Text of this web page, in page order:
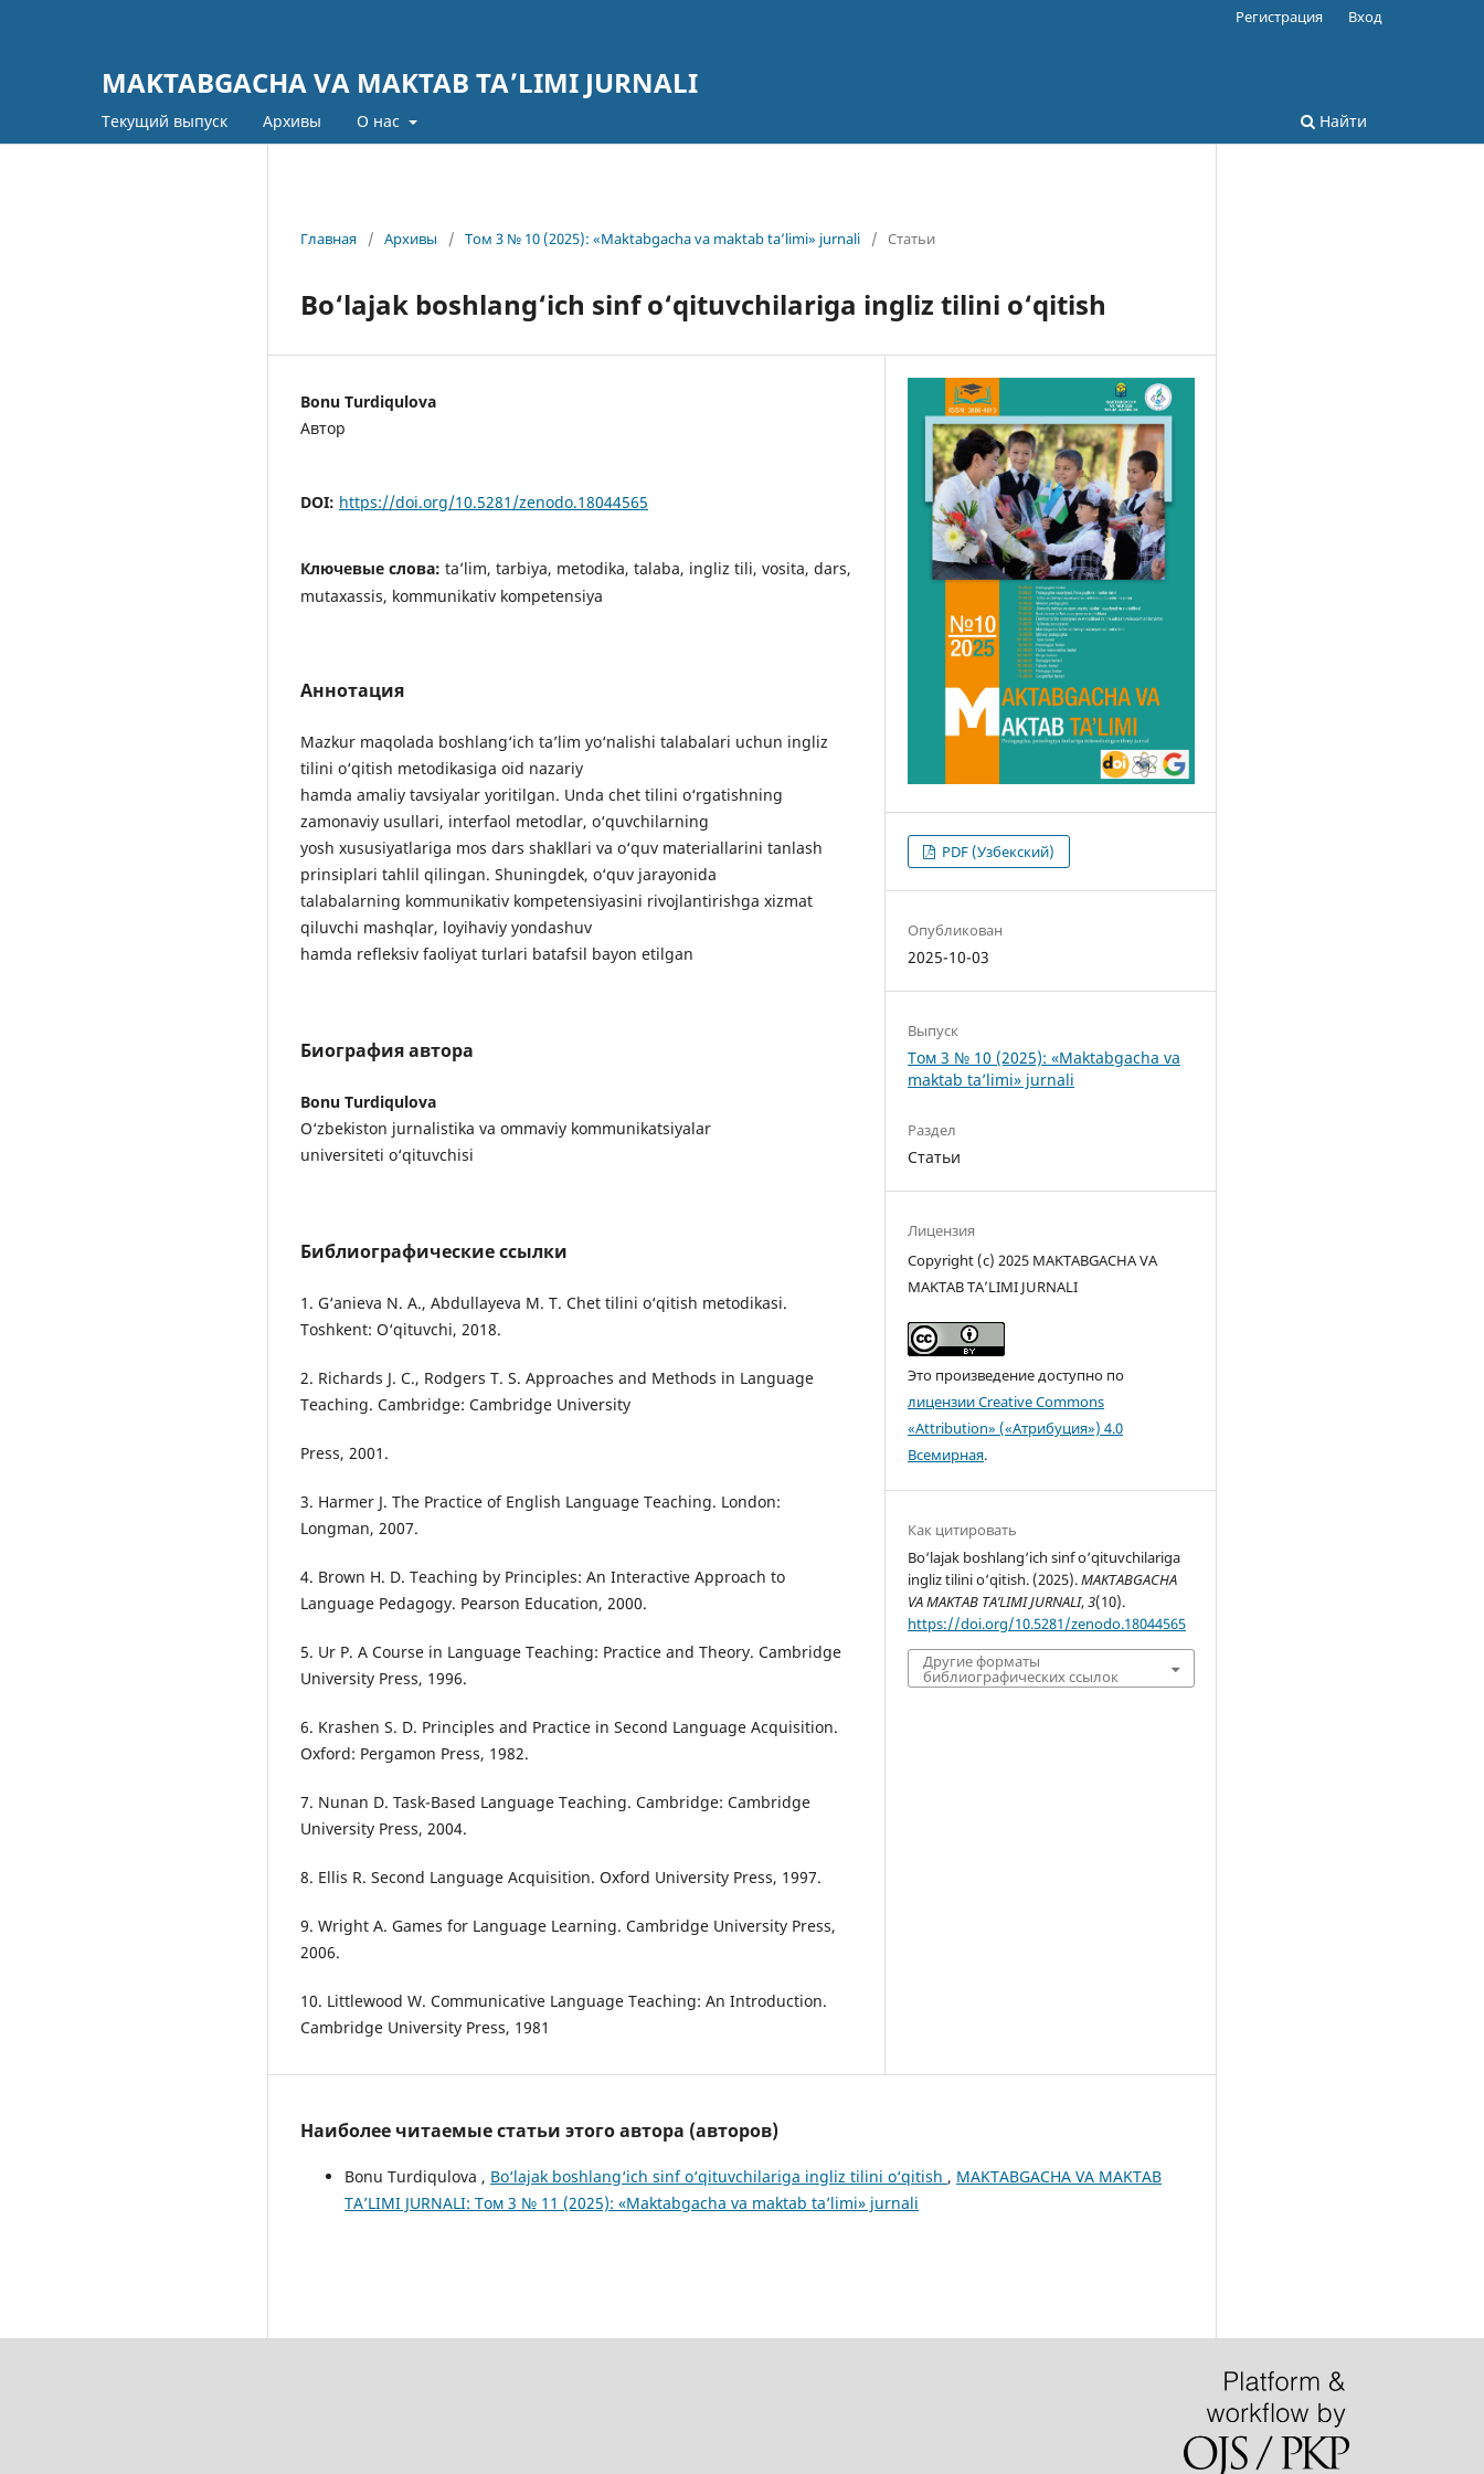
MAKTABGACHA VA MAKTAB TA’LIMI JURNALI
Текущий выпуск Архивы О нас Найти
Регистрация Вход
Главная / Архивы / Том 3 № 10 (2025): «Maktabgacha va maktab ta’limi» jurnali / Статьи
Bo‘lajak boshlang‘ich sinf o‘qituvchilariga ingliz tilini o‘qitish
Bonu Turdiqulova
Автор
DOI: https://doi.org/10.5281/zenodo.18044565
Ключевые слова: ta’lim, tarbiya, metodika, talaba, ingliz tili, vosita, dars,
mutaxassis, kommunikativ kompetensiya
Аннотация
Mazkur maqolada boshlang‘ich ta’lim yo‘nalishi talabalari uchun ingliz
tilini o‘qitish metodikasiga oid nazariy
hamda amaliy tavsiyalar yoritilgan. Unda chet tilini o‘rgatishning
zamonaviy usullari, interfaol metodlar, o‘quvchilarning
yosh xususiyatlariga mos dars shakllari va o‘quv materiallarini tanlash
prinsiplari tahlil qilingan. Shuningdek, o‘quv jarayonida
talabalarning kommunikativ kompetensiyasini rivojlantirishga xizmat
qiluvchi mashqlar, loyihaviy yondashuv
hamda refleksiv faoliyat turlari batafsil bayon etilgan
Биография автора
Bonu Turdiqulova
O‘zbekiston jurnalistika va ommaviy kommunikatsiyalar
universiteti o‘qituvchisi
Библиографические ссылки
1. G‘anieva N. A., Abdullayeva M. T. Chet tilini o‘qitish metodikasi.
Toshkent: O‘qituvchi, 2018.
2. Richards J. C., Rodgers T. S. Approaches and Methods in Language
Teaching. Cambridge: Cambridge University
Press, 2001.
3. Harmer J. The Practice of English Language Teaching. London:
Longman, 2007.
4. Brown H. D. Teaching by Principles: An Interactive Approach to
Language Pedagogy. Pearson Education, 2000.
5. Ur P. A Course in Language Teaching: Practice and Theory. Cambridge
University Press, 1996.
6. Krashen S. D. Principles and Practice in Second Language Acquisition.
Oxford: Pergamon Press, 1982.
7. Nunan D. Task-Based Language Teaching. Cambridge: Cambridge
University Press, 2004.
8. Ellis R. Second Language Acquisition. Oxford University Press, 1997.
9. Wright A. Games for Language Learning. Cambridge University Press,
2006.
10. Littlewood W. Communicative Language Teaching: An Introduction.
Cambridge University Press, 1981
PDF (Узбекский)
Опубликован
2025-10-03
Выпуск
Том 3 № 10 (2025): «Maktabgacha va
maktab ta’limi» jurnali
Раздел
Статьи
Лицензия
Copyright (c) 2025 MAKTABGACHA VA
MAKTAB TA’LIMI JURNALI
Это произведение доступно по
лицензии Creative Commons
«Attribution» («Атрибуция») 4.0
Всемирная.
Как цитировать
Bo‘lajak boshlang‘ich sinf o‘qituvchilariga
ingliz tilini o‘qitish. (2025).MAKTABGACHA
VA MAKTAB TA’LIMI JURNALI,3(10).
https://doi.org/10.5281/zenodo.18044565
Другие форматы
библиографических ссылок
Наиболее читаемые статьи этого автора (авторов)
Bonu Turdiqulova , Bo‘lajak boshlang‘ich sinf o‘qituvchilariga ingliz tilini o‘qitish , MAKTABGACHA VA MAKTAB
TA’LIMI JURNALI: Том 3 № 11 (2025): «Maktabgacha va maktab ta’limi» jurnali